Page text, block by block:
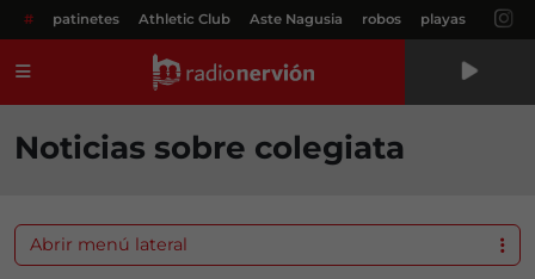
# patinetes Athletic Club Aste Nagusia robos playas
Noticias sobre colegiata
Abrir menú lateral